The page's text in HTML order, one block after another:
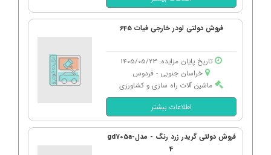
فروش دولتی لودر خارجی فیات 645
تاریخ پایان مزایده: 1405/05/23
خراسان جنوبی - فردوس
ماشین آلات راه سازی و کشاورزی
اطلاعات بیشتر
فروش دولتی گریدر زرد رنگ - مدلgd705a-
4